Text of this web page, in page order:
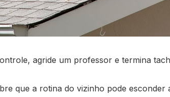
agride um professor e termina
que a rotina do vizinho pode esconder